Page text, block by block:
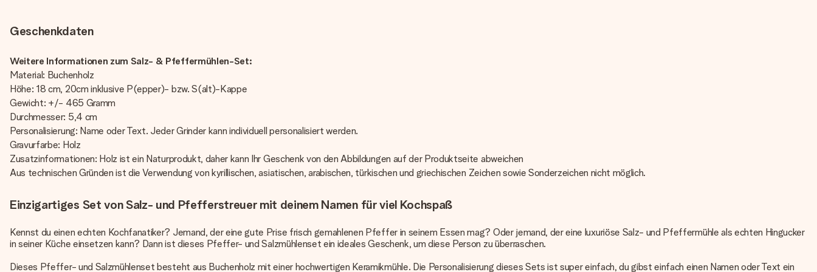
Geschenkdaten
Weitere Informationen zum Salz- & Pfeffermühlen-Set:
Material: Buchenholz
Höhe: 18 cm, 20cm inklusive P(epper)- bzw. S(alt)-Kappe
Gewicht: +/- 465 Gramm
Durchmesser: 5,4 cm
Personalisierung: Name oder Text. Jeder Grinder kann individuell personalisiert werden.
Gravurfarbe: Holz
Zusatzinformationen: Holz ist ein Naturprodukt, daher kann Ihr Geschenk von den Abbildungen auf der Produktseite abweichen
Aus technischen Gründen ist die Verwendung von kyrillischen, asiatischen, arabischen, türkischen und griechischen Zeichen sowie Sonderzeichen nicht möglich.
Einzigartiges Set von Salz- und Pfefferstreuer mit deinem Namen für viel Kochspaß
Kennst du einen echten Kochfanatiker? Jemand, der eine gute Prise frisch gemahlenen Pfeffer in seinem Essen mag? Oder jemand, der eine luxuriöse Salz- und Pfeffermühle als echten Hingucker
in seiner Küche einsetzen kann? Dann ist dieses Pfeffer- und Salzmühlenset ein ideales Geschenk, um diese Person zu überraschen.
Dieses Pfeffer- und Salzmühlenset besteht aus Buchenholz mit einer hochwertigen Keramikmühle. Die Personalisierung dieses Sets ist super einfach, du gibst einfach einen Namen oder Text ein